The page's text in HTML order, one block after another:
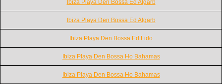
Ibiza Playa Den Bossa Ed Algarb
Ibiza Playa Den Bossa Ed Algarb
Ibiza Playa Den Bossa Ed Lido
Ibiza Playa Den Bossa Ho Bahamas
Ibiza Playa Den Bossa Ho Bahamas